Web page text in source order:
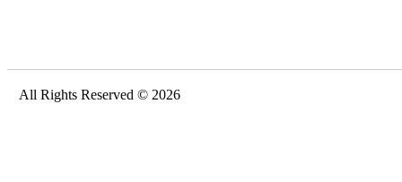
All Rights Reserved © 2026